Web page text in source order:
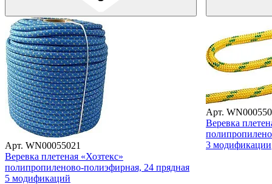
Арт. WN00055021
Веревка плетеная «Хозтекс»
полипропиленово-полиэфирная, 24 прядная
5 модификаций
Арт.
Веревка
3 модификации